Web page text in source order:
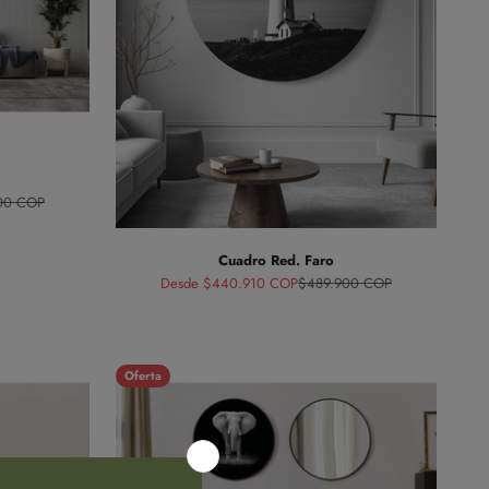
COP
Cuadro Red. Faro
Precio de oferta
Desde $440.910 COPPrecio normal
$489.900 COP
Oferta